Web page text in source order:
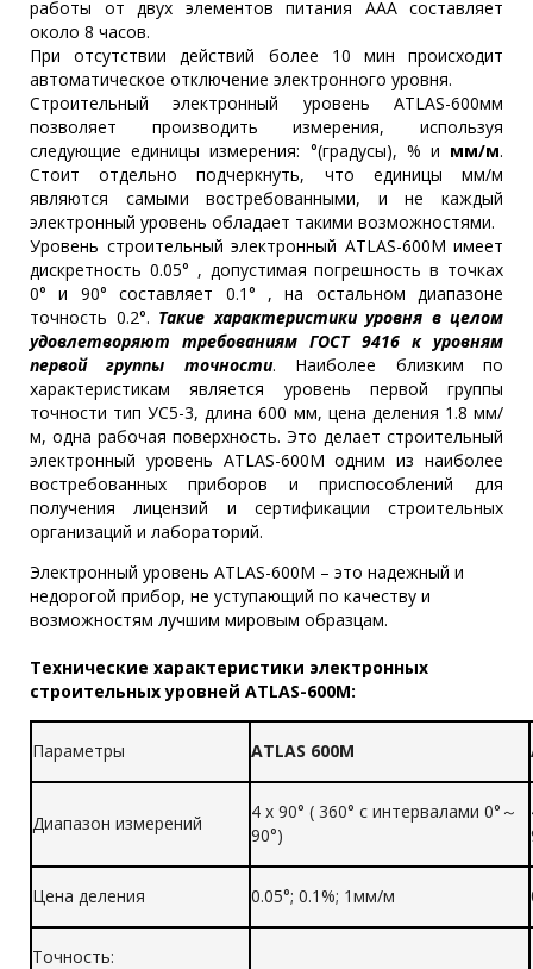
работы от двух элементов питания ААА составляет
около 8 часов.
При отсутствии действий более 10 мин происходит
автоматическое отключение электронного уровня.
Строительный электронный уровень ATLAS-600мм
позволяет производить измерения, используя
следующие единицы измерения: °(градусы), % и мм/м.
Стоит отдельно подчеркнуть, что единицы мм/м
являются самыми востребованными, и не каждый
электронный уровень обладает такими возможностями.
Уровень строительный электронный ATLAS-600М имеет
дискретность 0.05° , допустимая погрешность в точках
0° и 90° составляет 0.1° , на остальном диапазоне
точность 0.2°. Такие характеристики уровня в целом
удовлетворяют требованиям ГОСТ 9416 к уровням
первой группы точности. Наиболее близким по
характеристикам является уровень первой группы
точности тип УС5-3, длина 600 мм, цена деления 1.8 мм/
м, одна рабочая поверхность. Это делает строительный
электронный уровень ATLAS-600М одним из наиболее
востребованных приборов и приспособлений для
получения лицензий и сертификации строительных
организаций и лабораторий.
Электронный уровень ATLAS-600М – это надежный и
недорогой прибор, не уступающий по качеству и
возможностям лучшим мировым образцам.
Технические характеристики электронных
строительных уровней ATLAS-600M:
Параметры ATLAS 600M
Диапазон измерений
4 x 90° ( 360° с интервалами 0°～
90°)
Цена деления 0.05°; 0.1%; 1мм/м
Точность: